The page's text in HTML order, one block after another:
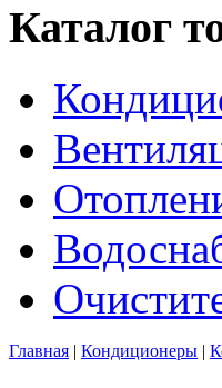
Каталог
Главная | Кондиционеры |